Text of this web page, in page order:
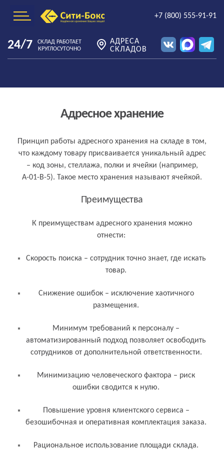
+7 (800) 555-91-91
24/7
СКЛАД РАБОТАЕТ
КРУГЛОСУТОЧНО
АДРЕСА
СКЛАДОВ
Адресное хранение
Принцип работы адресного хранения на складе в том,
что каждому товару присваивается уникальный адрес
– код зоны, стеллажа, полки и ячейки (например,
А-01-В-5). Такое место хранения называют ячейкой.
Преимущества
К преимуществам адресного хранения можно
отнести:
Скорость поиска – сотрудник точно знает, где искать
товар.
Снижение ошибок – исключение хаотичного
размещения.
Минимум требований к персоналу –
автоматизированный подход позволяет освободить
сотрудников от дополнительной ответственности.
Минимизацию человеческого фактора – риск
ошибки сводится к нулю.
Повышение уровня клиентского сервиса –
безошибочная и оперативная комплектация заказа.
Рациональное использование площади склада.